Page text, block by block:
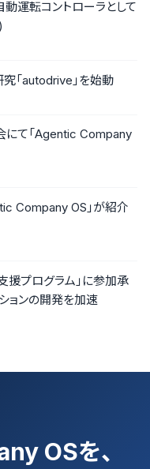
運転コントローラとして
「autodrive」を始動
にて「Agentic Company
Company OS」が紹介
援プログラム」に参加承
ョンの開発を加速
OSを、